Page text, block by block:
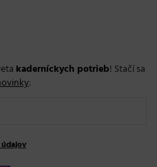
kaderníckych potrieb! Stačí sa
: